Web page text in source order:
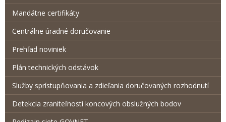
Mandátne certifikáty
Centrálne úradné doručovanie
Prehľad noviniek
Plán technických odstávok
Služby sprístupňovania a zdieľania doručovaných rozhodnutí
Detekcia zraniteľnosti koncových obslužných bodov